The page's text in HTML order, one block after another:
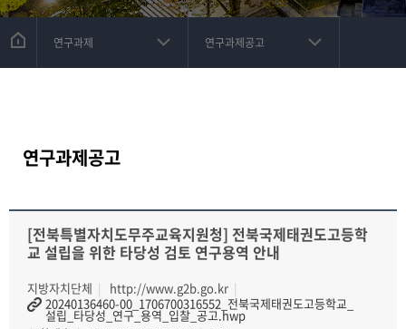
연구과제 연구과제공고
연구과제공고
[전북특별자치도무주교육지원청] 전북국제태권도고등학
교 설립을 위한 타당성 검토 연구용역 안내
지방자치단체
http://www.g2b.go.kr
20240136460-00_1706700316552_전북국제태권도고등학교_
설립_타당성_연구_용역_입찰_공고.hwp